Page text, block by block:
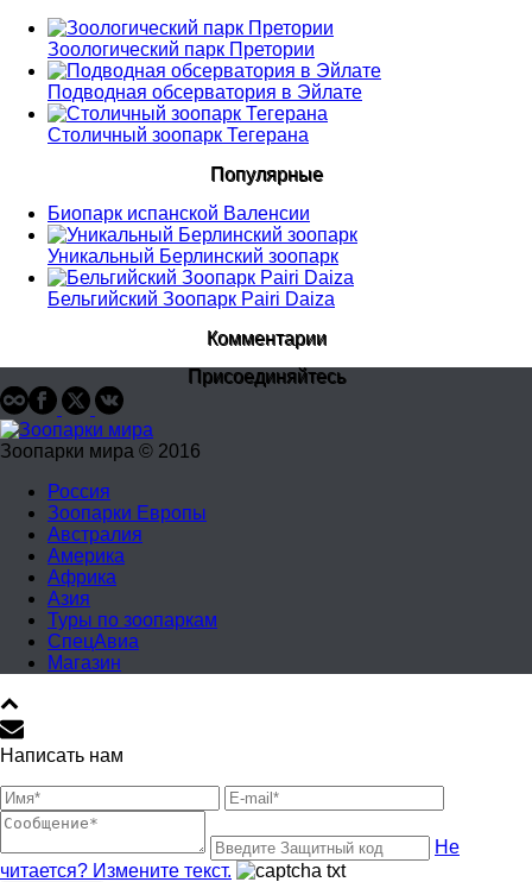
Зоологический парк Претории
Подводная обсерватория в Эйлате
Столичный зоопарк Тегерана
Популярные
Биопарк испанской Валенсии
Уникальный Берлинский зоопарк
Бельгийский Зоопарк Pairi Daiza
Комментарии
Присоединяйтесь
Зоопарки мира © 2016
Россия
Зоопарки Европы
Австралия
Америка
Африка
Азия
Туры по зоопаркам
СпецАвиа
Магазин
Написать нам
Не
читается? Измените текст.